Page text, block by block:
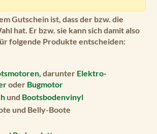
Gutschein ist, dass der bzw. die
hat. Er bzw. sie kann sich damit also
folgende Produkte entscheiden:
darunter Elektro-
oder Bugmotor
und Bootsbodenvinyl
und Belly-Boote